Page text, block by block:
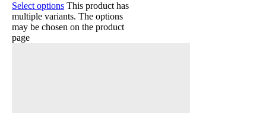
Select options This product has
multiple variants. The options
may be chosen on the product
page